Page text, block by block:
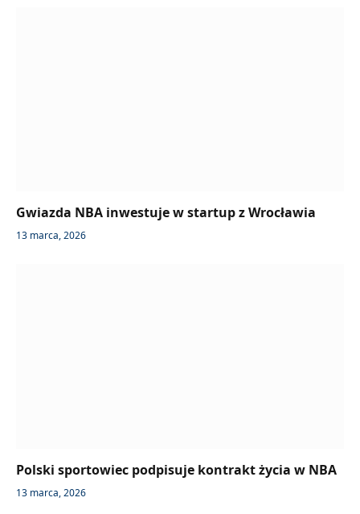
Gwiazda NBA inwestuje w startup z Wrocławia
13 marca, 2026
Polski sportowiec podpisuje kontrakt życia w NBA
13 marca, 2026